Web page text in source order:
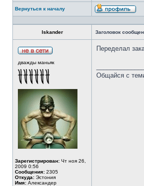
Вернуться к началу
Iskander Заголовок
дважды маньяк
Зарегистрирован: Чт ноя 26,
2009 0:56
Сообщения: 2305
Откуда: Эстония
Имя: Александер
Переделал
Общайся с